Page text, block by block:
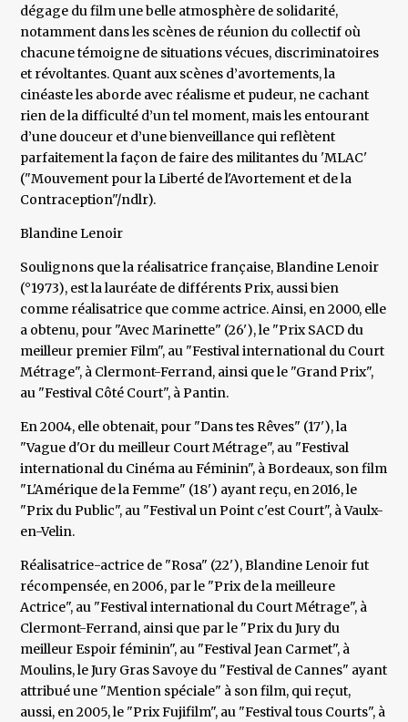
dégage du film une belle atmosphère de solidarité,
notamment dans les scènes de réunion du collectif où
chacune témoigne de situations vécues, discriminatoires
et révoltantes. Quant aux scènes d’avortements, la
cinéaste les aborde avec réalisme et pudeur, ne cachant
rien de la difficulté d’un tel moment, mais les entourant
d’une douceur et d’une bienveillance qui reflètent
parfaitement la façon de faire des militantes du 'MLAC'
("Mouvement pour la Liberté de l'Avortement et de la
Contraception"/ndlr).
Blandine Lenoir
Soulignons que la réalisatrice française, Blandine Lenoir
(°1973), est la lauréate de différents Prix, aussi bien
comme réalisatrice que comme actrice. Ainsi, en 2000, elle
a obtenu, pour "Avec Marinette" (26'), le "Prix SACD du
meilleur premier Film", au "Festival international du Court
Métrage", à Clermont-Ferrand, ainsi que le "Grand Prix",
au "Festival Côté Court", à Pantin.
En 2004, elle obtenait, pour "Dans tes Rêves" (17'), la
"Vague d'Or du meilleur Court Métrage", au "Festival
international du Cinéma au Féminin", à Bordeaux, son film
"L'Amérique de la Femme" (18') ayant reçu, en 2016, le
"Prix du Public", au "Festival un Point c'est Court", à Vaulx-
en-Velin.
Réalisatrice-actrice de "Rosa" (22'), Blandine Lenoir fut
récompensée, en 2006, par le "Prix de la meilleure
Actrice", au "Festival international du Court Métrage", à
Clermont-Ferrand, ainsi que par le "Prix du Jury du
meilleur Espoir féminin", au "Festival Jean Carmet", à
Moulins, le Jury Gras Savoye du "Festival de Cannes" ayant
attribué une "Mention spéciale" à son film, qui reçut,
aussi, en 2005, le "Prix Fujifilm", au "Festival tous Courts", à